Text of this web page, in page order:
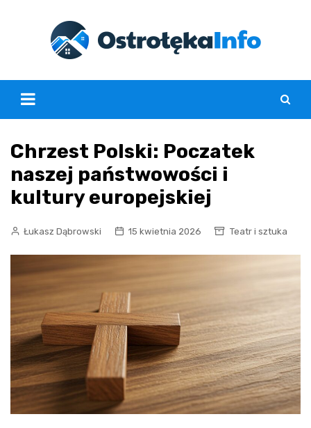
Chrzest Polski: Poczatek
naszej państwowości i
kultury europejskiej
Łukasz Dąbrowski 15 kwietnia 2026 Teatr i sztuka